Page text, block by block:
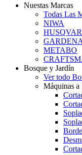
Nuestas Marcas
Todas Las
NIWA
GARDENA
METABO
Bosque y Jardín
Ver todo
Máquinas